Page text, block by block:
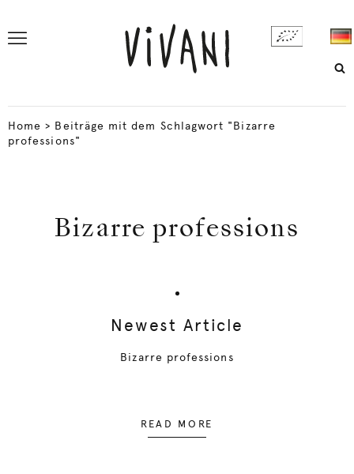
Home > Beiträge mit dem Schlagwort "Bizarre
professions"
Bizarre professions
Newest Article
Bizarre professions
READ MORE